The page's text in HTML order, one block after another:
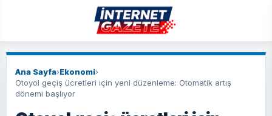
Ana Sayfa›Ekonomi›
Otoyol geçiş ücretleri için yeni düzenleme: Otomatik artış
dönemi başlıyor